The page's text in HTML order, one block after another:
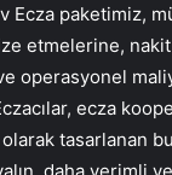
Ecza paketimiz,
etmelerine, nakit
operasyonel
ecza
tasarlanan